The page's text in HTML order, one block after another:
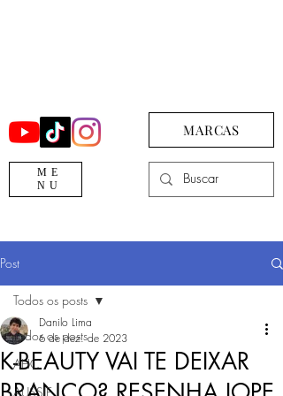
ME
NU
MARCAS
Post
Todos os posts
AHC
AUSSIE
Todos os posts
K-BEAUTY VAI TE DEIXAR
Danilo Lima
6 de dez. de 2023